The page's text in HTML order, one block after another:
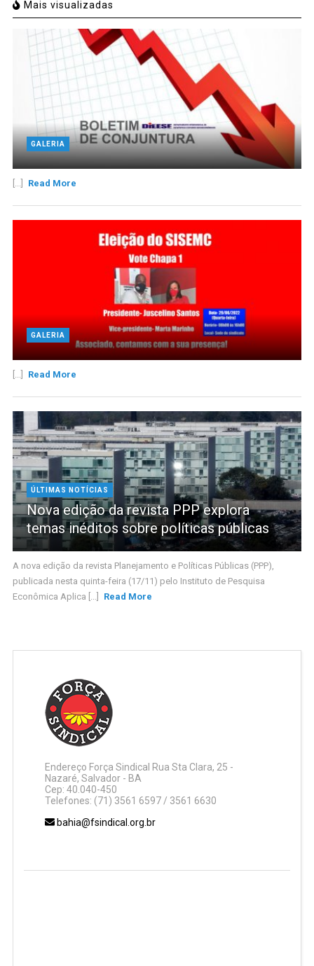
Mais visualizadas
GALERIA
[...] Read More
GALERIA
[...] Read More
ÚLTIMAS NOTÍCIAS
Nova edição da revista PPP explora
temas inéditos sobre políticas públicas
A nova edição da revista Planejamento e Políticas Públicas (PPP),
publicada nesta quinta-feira (17/11) pelo Instituto de Pesquisa
Econômica Aplica [...]
Read More
Endereço Força Sindical Rua Sta Clara, 25 -
Nazaré, Salvador - BA
Cep: 40.040-450
Telefones: (71) 3561 6597 / 3561 6630
bahia@fsindical.org.br